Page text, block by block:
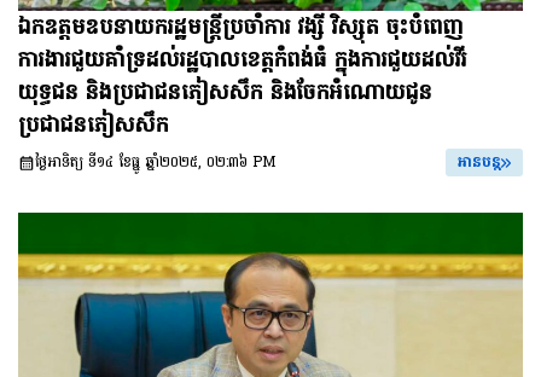
ឯកឧត្តមឧបនាយករដ្ឋមន្រ្តីប្រចាំការ វង្សី វិស្សុត ចុះបំពេញ
ការងារជួយគាំទ្រដល់រដ្ឋបាលខេត្តកំពង់ធំ ក្នុងការជួយដល់វីរ
យុទ្ធជន និងប្រជាជនភៀសសឹក និងចែកអំណោយជូន
ប្រជាជនភៀសសឹក
ថ្ងៃអាទិត្យ ទី១៤ ខែធ្នូ ឆ្នាំ២០២៥, ០២:៣៦ PM អានបន្ត